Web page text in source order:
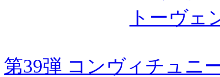
トーヴェ
第39弾 コンヴィチュニ